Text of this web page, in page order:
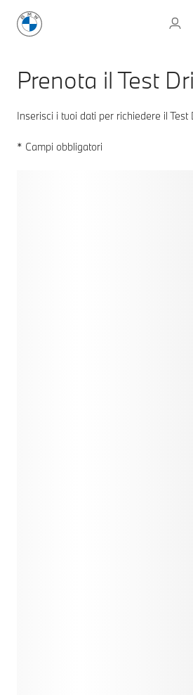
Prenota il Test
Inserisci i tuoi dati per richiedere il Test
* Campi obbligatori